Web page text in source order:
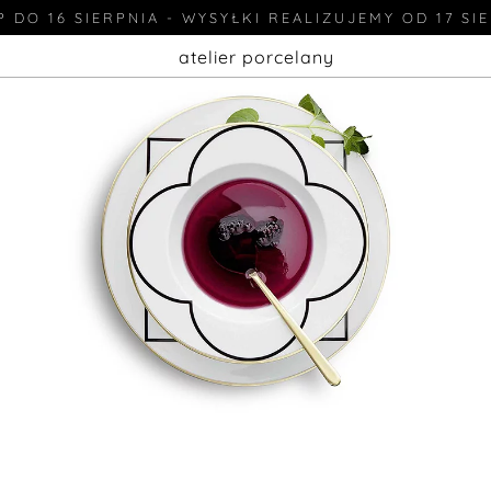
DO 16 SIERPNIA - WYSYŁKI REALIZUJEMY OD 17
atelier porcelany